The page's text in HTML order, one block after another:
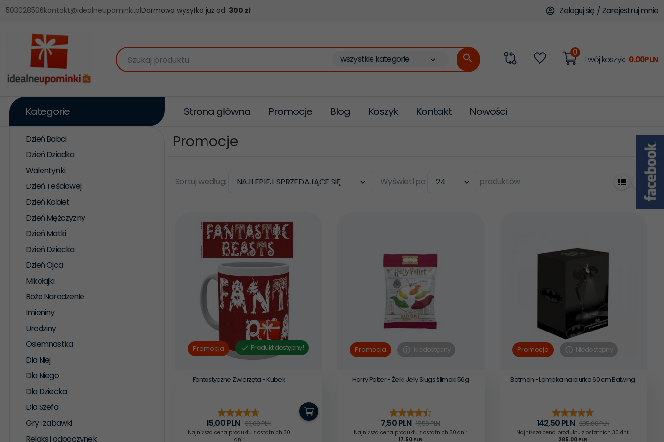
503028506kontakt@idealneupominki.plDarmowa wysyłka już od: 300 zł Zaloguj się / Zarejestruj mnie
Szukaj produktu categories_searcher
wszystkie kategorie
0
Twój koszyk: 0.00PLN
Kategorie Strona główna Promocje Blog Koszyk Kontakt Nowości
Dzień Babci
Dzień Dziadka
Walentynki
Dzień Teściowej
Dzień Kobiet
Dzień Mężczyzny
Dzień Matki
Dzień Dziecka
Dzień Ojca
Mikołajki
Boże Narodzenie
Imieniny
Urodziny
Osiemnastka
Dla Niej
Dla Niego
Dla Dziecka
Dla Szefa
Gry i zabawki
Relaks i odpoczynek
Promocje
Sortuj według: NAJLEPIEJ SPRZEDAJĄCE SIĘ Wyświetl po 24 produktów
Promocja Produkt dostępny!
Fantastyczne Zwierzęta - Kubek
15,00PLN 39,00 PLN
Najniższa cena produktu z ostatnich 30
dni:
Promocja Niedostępny
Harry Potter - Żelki Jelly Slugs ślimaki 56g
7,50PLN 17,50 PLN
Najniższa cena produktu z ostatnich 30 dni:
17.50 PLN
Promocja Niedostępny
Batman - Lampka na biurko 60 cm Batwing
142,50PLN 285,00 PLN
Najniższa cena produktu z ostatnich 30 dni:
285.00 PLN